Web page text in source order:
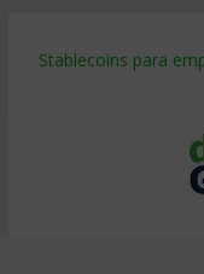
Stablecoins para
Despido silencioso:
IA en selección de
Trabajo forzoso en
Mercado hispano